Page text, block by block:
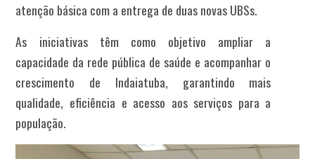
atenção básica com a entrega de duas novas UBSs.
As iniciativas têm como objetivo ampliar a
capacidade da rede pública de saúde e acompanhar o
crescimento de Indaiatuba, garantindo mais
qualidade, eficiência e acesso aos serviços para a
população.